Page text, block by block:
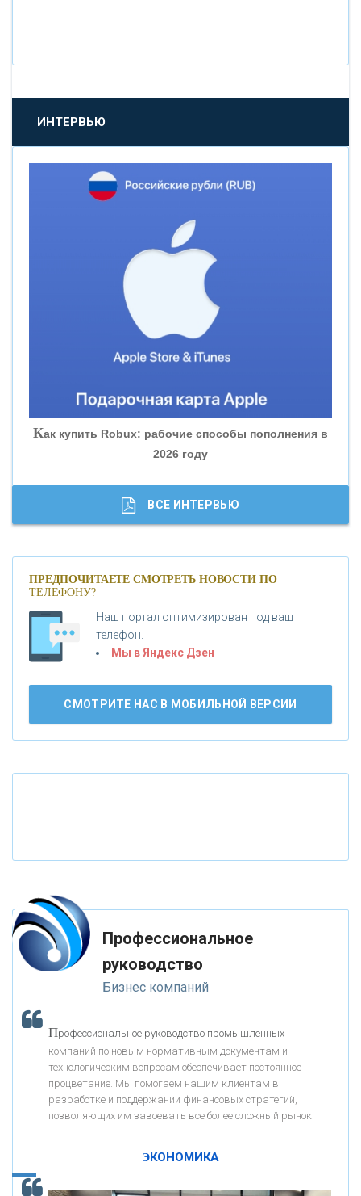
«БАНК САНКТ-ПЕТЕРБУРГ»
«ПРОМСВЯЗЬБАНК»
«НОВИКОМБАНК»
«ВНЕШПРОМБАНК»
«БАНК ГЛОБЭКС»
«СОВКОМБАНК»
«ГАЗПРОМБАНК»
«МОСКОВСКИЙ КРЕДИТНЫЙ БАНК»
«БАНК ВОЗРОЖДЕНИЕ»
АО «КРЕДИТ ЕВРОПА БАНК»
«ФК ОТКРЫТИЕ»
«ЗАПСИБКОМБАНК»
«РОСЕВРОБАНК»
«ПРЕСС-СЛУЖБА ВТБ24»
«АВТОГРАДБАНК»
ОНАС
ИНТЕРВЬЮ
Как купить Robux: рабочие способы пополнения в
2026 году
Банки.ру обновил логотип впервые за 19 лет -
К ак Система быстрых платежей за пять лет
ВСЕ ИНТЕРВЬЮ
ПРЕДПОЧИТАЕТЕ СМОТРЕТЬ НОВОСТИ ПО
ТЕЛЕФОНУ?
Наш портал оптимизирован под ваш
телефон.
Мы в Яндекс Дзен
СМОТРИТЕ НАС В МОБИЛЬНОЙ ВЕРСИИ
Профессиональное
руководство
Бизнес компаний
Профессиональное руководство промышленных
компаний по новым нормативным документам и
технологическим вопросам обеспечивает постоянное
процветание. Мы помогаем нашим клиентам в
разработке и поддержании финансовых стратегий,
позволяющих им завоевать все более сложный рынок.
ЭКОНОМИКА